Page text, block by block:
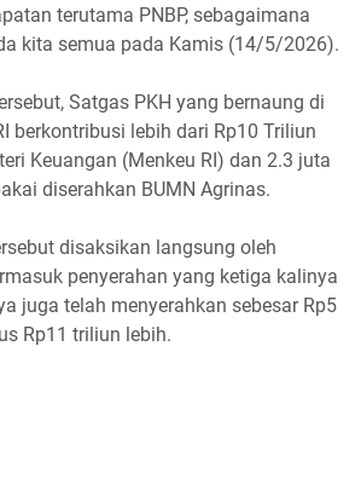
terutama PNBP, sebagaimana
kita semua pada Kamis (14/5/2026).
Satgas PKH yang bernaung di
berkontribusi lebih dari Rp10 Triliun
Keuangan (Menkeu RI) dan 2.3 juta
diserahkan BUMN Agrinas.
disaksikan langsung oleh
penyerahan yang ketiga kalinya
juga telah menyerahkan sebesar Rp5
Rp11 triliun lebih.